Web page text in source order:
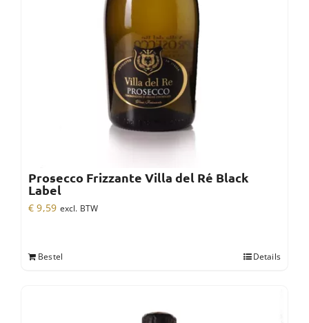
Prosecco Frizzante Villa del Ré Black
Label
€ 9,59 excl. BTW
Bestel Details